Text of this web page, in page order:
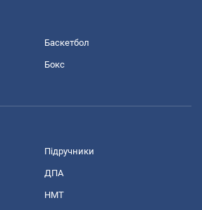
Баскетбол
Бокс
Підручники
ДПА
НМТ